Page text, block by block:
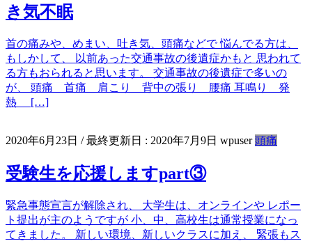
き気不眠
首の痛みや、めまい、吐き気、頭痛などで 悩んでる方は、
もしかして、 以前あった交通事故の後遺症かもと 思われて
る方もおられると思います。 交通事故の後遺症で多いの
が、 頭痛 首痛 肩こり 背中の張り 腰痛 耳鳴り 発
熱 […]
2020年6月23日 / 最終更新日 : 2020年7月9日 wpuser 頭痛
受験生を応援しますpart③
緊急事態宣言が解除され、 大学生は、オンラインや レポー
ト提出が主のようですが 小、中、高校生は通常授業になっ
てきました。 新しい環境、新しいクラスに加え、 緊張もス